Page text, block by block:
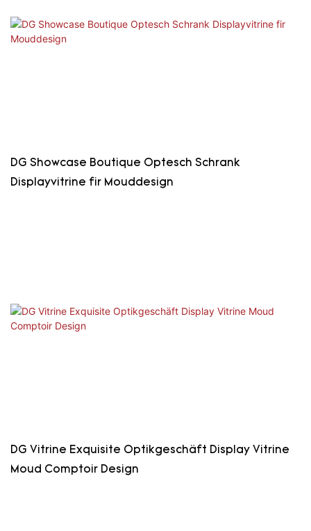
DG Showcase Boutique Optesch Schrank
Displayvitrine fir Mouddesign
DG Vitrine Exquisite Optikgeschäft Display Vitrine
Moud Comptoir Design